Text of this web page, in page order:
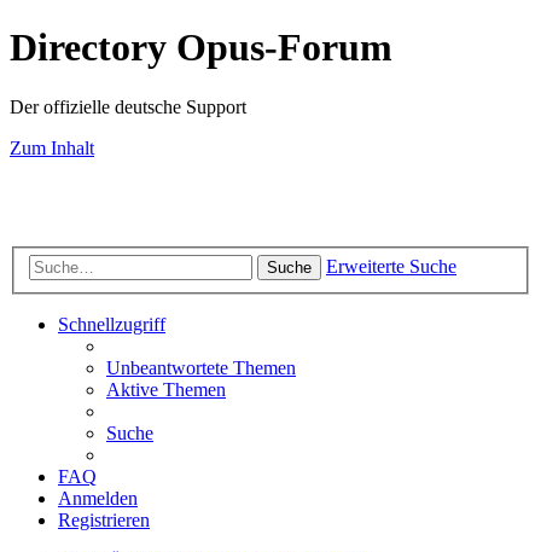
Directory Opus-Forum
Der offizielle deutsche Support
Zum Inhalt
Suche Erweiterte Suche
Schnellzugriff
Unbeantwortete Themen
Aktive Themen
Suche
FAQ
Anmelden
Registrieren